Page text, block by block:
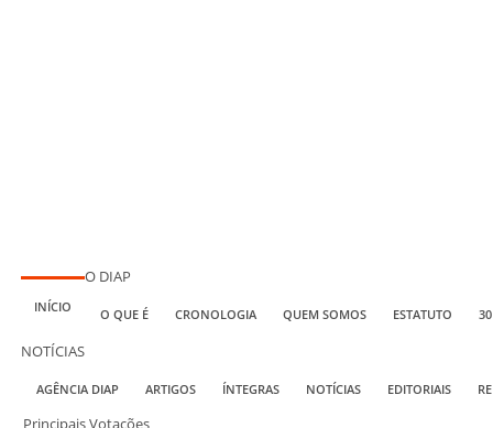
INÍCIO
O DIAP
O QUE É CRONOLOGIA QUEM SOMOS ESTATUTO
NOTÍCIAS
AGÊNCIA DIAP ARTIGOS ÍNTEGRAS NOTÍCIAS EDITORIAIS
Principais Votações